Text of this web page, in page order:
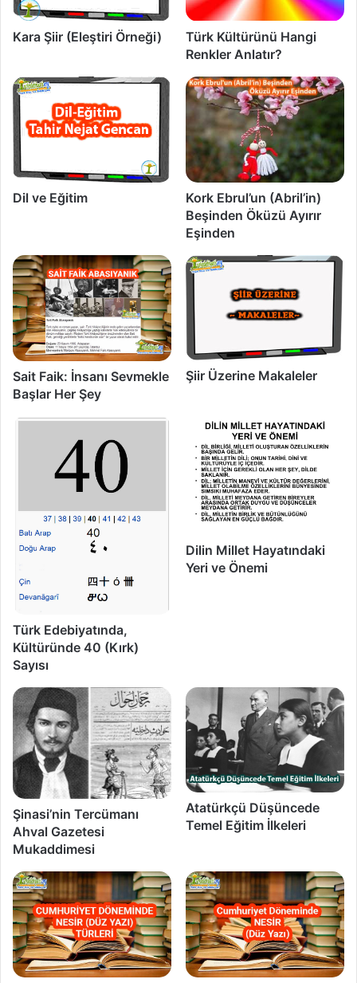
Kara Şiir (Eleştiri Örneği)
Türk Kültürünü Hangi
Renkler Anlatır?
Dil ve Eğitim
Kork Ebrul’un (Abril’in)
Beşinden Öküzü Ayırır
Eşinden
Sait Faik: İnsanı Sevmekle
Başlar Her Şey
Şiir Üzerine Makaleler
Türk Edebiyatında,
Kültüründe 40 (Kırk)
Sayısı
Dilin Millet Hayatındaki
Yeri ve Önemi
Şinasi’nin Tercümanı
Ahval Gazetesi
Mukaddimesi
Atatürkçü Düşüncede
Temel Eğitim İlkeleri